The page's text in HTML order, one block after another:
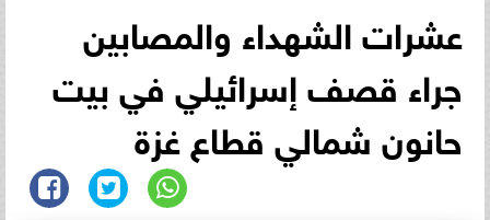
عشرات الشهداء والمصابين
جراء قصف إسرائيلي في بيت
حانون شمالي قطاع غزة